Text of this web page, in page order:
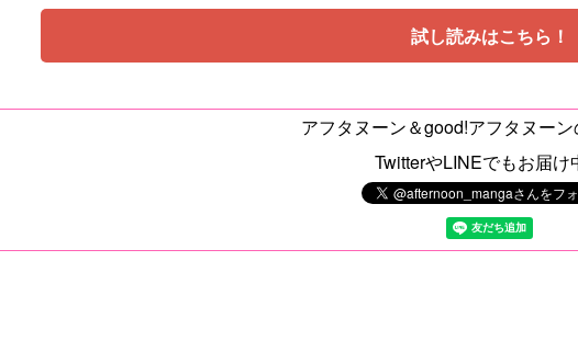
試し読みはこちら！
アフタヌーン＆good!アフタヌー
TwitterやLINEでもお届け